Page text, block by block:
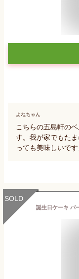
よねちゃん
こちらの五島軒の
す。我が家でもた
っても美味しいです
SOLD